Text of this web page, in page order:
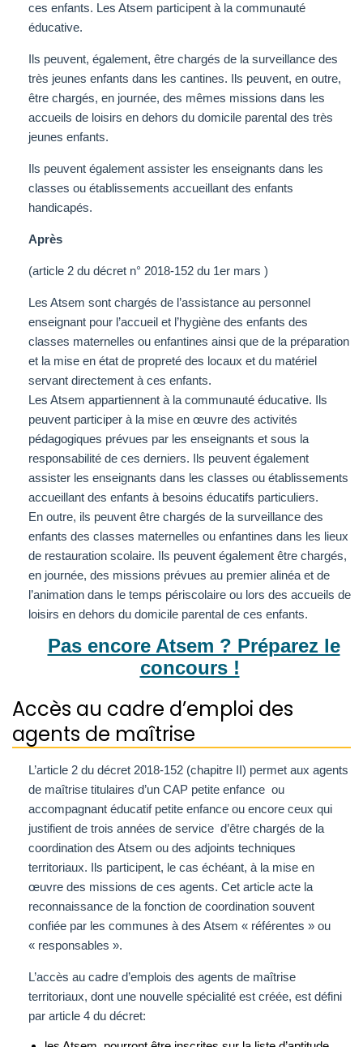
ces enfants. Les Atsem participent à la communauté
éducative.
Ils peuvent, également, être chargés de la surveillance des
très jeunes enfants dans les cantines. Ils peuvent, en outre,
être chargés, en journée, des mêmes missions dans les
accueils de loisirs en dehors du domicile parental des très
jeunes enfants.
Ils peuvent également assister les enseignants dans les
classes ou établissements accueillant des enfants
handicapés.
Après
(article 2 du décret n° 2018-152 du 1er mars )
Les Atsem sont chargés de l’assistance au personnel
enseignant pour l’accueil et l’hygiène des enfants des
classes maternelles ou enfantines ainsi que de la préparation
et la mise en état de propreté des locaux et du matériel
servant directement à ces enfants.
Les Atsem appartiennent à la communauté éducative. Ils
peuvent participer à la mise en œuvre des activités
pédagogiques prévues par les enseignants et sous la
responsabilité de ces derniers. Ils peuvent également
assister les enseignants dans les classes ou établissements
accueillant des enfants à besoins éducatifs particuliers.
En outre, ils peuvent être chargés de la surveillance des
enfants des classes maternelles ou enfantines dans les lieux
de restauration scolaire. Ils peuvent également être chargés,
en journée, des missions prévues au premier alinéa et de
l’animation dans le temps périscolaire ou lors des accueils de
loisirs en dehors du domicile parental de ces enfants.
Pas encore Atsem ? Préparez le
concours !
Accès au cadre d’emploi des
agents de maîtrise
L’article 2 du décret 2018-152 (chapitre II) permet aux agents
de maîtrise titulaires d’un CAP petite enfance ou
accompagnant éducatif petite enfance ou encore ceux qui
justifient de trois années de service d’être chargés de la
coordination des Atsem ou des adjoints techniques
territoriaux. Ils participent, le cas échéant, à la mise en
œuvre des missions de ces agents. Cet article acte la
reconnaissance de la fonction de coordination souvent
confiée par les communes à des Atsem « référentes » ou
« responsables ».
L’accès au cadre d’emplois des agents de maîtrise
territoriaux, dont une nouvelle spécialité est créée, est défini
par article 4 du décret: